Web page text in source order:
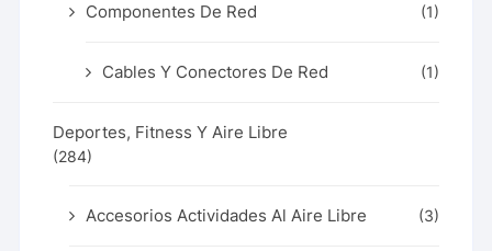
Componentes De Red (1)
Cables Y Conectores De Red (1)
Deportes, Fitness Y Aire Libre
(284)
Accesorios Actividades Al Aire Libre (3)